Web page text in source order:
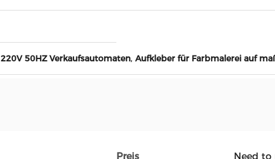
220V 50HZ Verkaufsautomaten, Aufkleber für Farbmalerei auf
Preis Need to